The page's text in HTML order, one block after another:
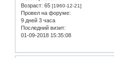
Возраст: 65 [1960-12-21]
Провел на форуме:
9 дней 3 часа
Последний визит:
01-09-2018 15:35:08